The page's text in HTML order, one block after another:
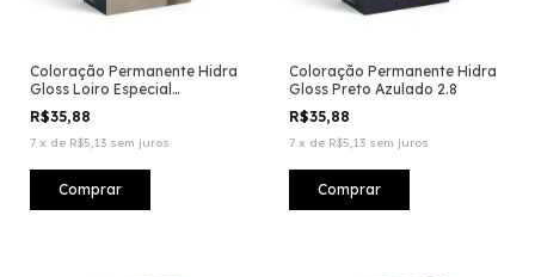
Coloração Permanente Hidra
Gloss Loiro Especial
Acinzentado 12.1
R$35,88
7 x de R$5,13 sem juros
Coloração Permanente Hidra
Gloss Preto Azulado 2.8
R$35,88
7 x de R$5,13 sem juros